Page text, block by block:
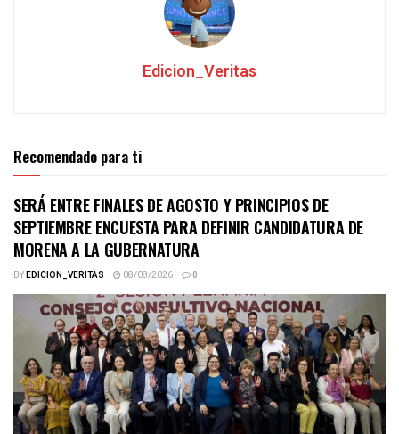
Edicion_Veritas
Recomendado para ti
SERÁ ENTRE FINALES DE AGOSTO Y PRINCIPIOS DE
SEPTIEMBRE ENCUESTA PARA DEFINIR CANDIDATURA DE
MORENA A LA GUBERNATURA
BYEDICION_VERITAS 08/08/2026 0